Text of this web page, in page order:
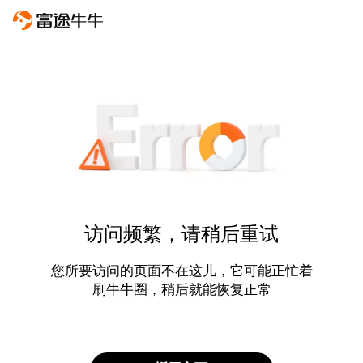
访问频繁，请稍后重试
您所要访问的页面不在这儿，它可能正忙着
刷牛牛圈，稍后就能恢复正常